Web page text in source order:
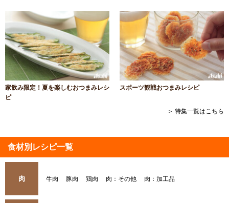
家飲み限定！夏を楽しむおつまみレシ
ピ
スポーツ観戦おつまみレシピ
＞ 特集一覧はこちら
食材別レシピ一覧
肉 牛肉 豚肉 鶏肉 肉：その他 肉：加工品